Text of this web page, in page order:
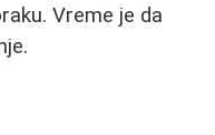
Vreme je da